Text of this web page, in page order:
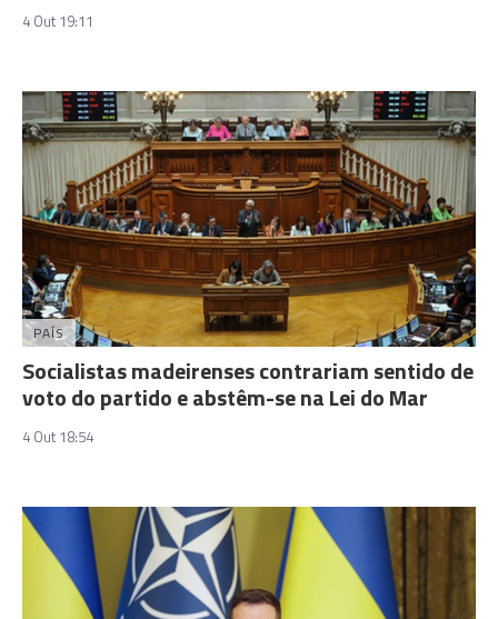
4 Out 19:11
PAÍS
Socialistas madeirenses contrariam sentido de
voto do partido e abstêm-se na Lei do Mar
4 Out 18:54